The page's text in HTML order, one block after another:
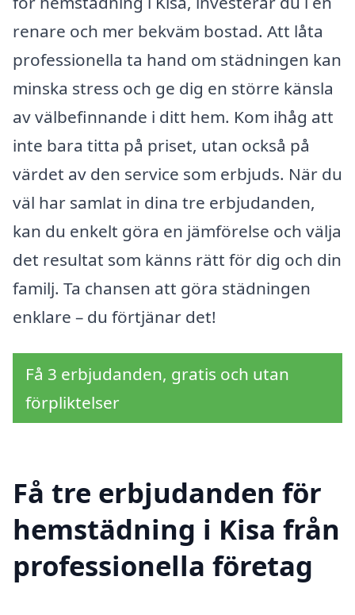
renare och mer bekväm bostad. Att låta
professionella ta hand om städningen kan
minska stress och ge dig en större känsla
av välbefinnande i ditt hem. Kom ihåg att
inte bara titta på priset, utan också på
värdet av den service som erbjuds. När du
väl har samlat in dina tre erbjudanden,
kan du enkelt göra en jämförelse och välja
det resultat som känns rätt för dig och din
familj. Ta chansen att göra städningen
enklare – du förtjänar det!
Få 3 erbjudanden, gratis och utan
förpliktelser
Få tre erbjudanden för
hemstädning i Kisa från
professionella företag